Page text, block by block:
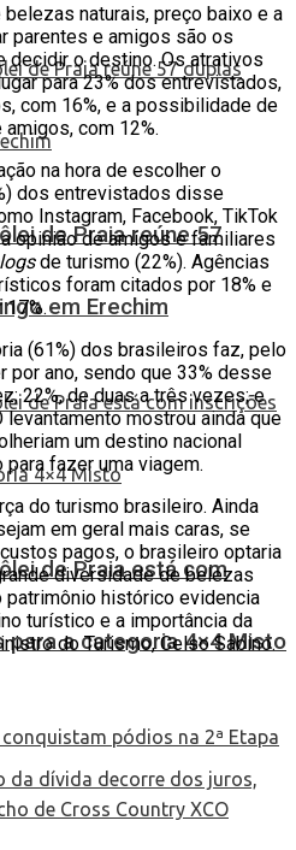
de Praia reúne 57
em Erechim
de Praia está com
para a categoria 4×4 Misto
naturais, preço baixo e a
parentes e amigos são os
decidir o destino. Os atrativos
para 23% dos entrevistados,
com 16%, e a possibilidade de
com 12%.
na hora de escolher o
dos entrevistados disse
Instagram, Facebook, TikTok
opinião de amigos e familiares
de turismo (22%). Agências
foram citados por 18% e
(61%) dos brasileiros faz, pelo
por ano, sendo que 33% desse
22%, de duas a três vezes; e
levantamento mostrou ainda que
um destino nacional
fazer uma viagem.
do turismo brasileiro. Ainda
em geral mais caras, se
pagos, o brasileiro optaria
diversidade de belezas
histórico evidencia
turístico e a importância da
do Turismo, Celso Sabino.